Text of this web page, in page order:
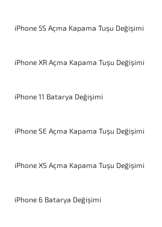
iPhone 5S Açma Kapama Tuşu Değişimi
iPhone XR Açma Kapama Tuşu Değişimi
iPhone 11 Batarya Değişimi
iPhone SE Açma Kapama Tuşu Değişimi
iPhone XS Açma Kapama Tuşu Değişimi
iPhone 6 Batarya Değişimi